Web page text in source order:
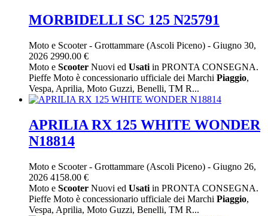
MORBIDELLI SC 125 N25791
Moto e Scooter- Grottammare (Ascoli Piceno) - Giugno 30,
2026 2990.00 €
Moto e Scooter Nuovi ed Usati in PRONTA CONSEGNA.
Pieffe Moto è concessionario ufficiale dei Marchi Piaggio,
Vespa, Aprilia, Moto Guzzi, Benelli, TM R...
APRILIA RX 125 WHITE WONDER
N18814
Moto e Scooter- Grottammare (Ascoli Piceno) - Giugno 26,
2026 4158.00 €
Moto e Scooter Nuovi ed Usati in PRONTA CONSEGNA.
Pieffe Moto è concessionario ufficiale dei Marchi Piaggio,
Vespa, Aprilia, Moto Guzzi, Benelli, TM R...